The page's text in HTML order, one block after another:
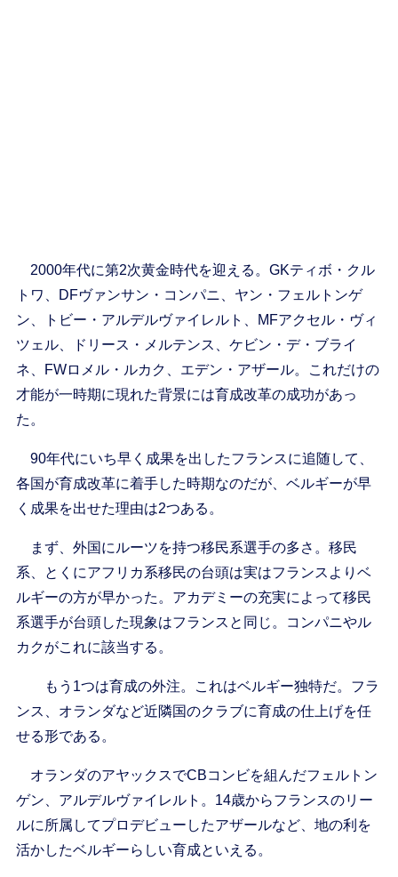
2000年代に第2次黄金時代を迎える。GKティボ・クル
トワ、DFヴァンサン・コンパニ、ヤン・フェルトンゲ
ン、トビー・アルデルヴァイレルト、MFアクセル・ヴィ
ツェル、ドリース・メルテンス、ケビン・デ・ブライ
ネ、FWロメル・ルカク、エデン・アザール。これだけの
才能が一時期に現れた背景には育成改革の成功があっ
た。
90年代にいち早く成果を出したフランスに追随して、
各国が育成改革に着手した時期なのだが、ベルギーが早
く成果を出せた理由は2つある。
まず、外国にルーツを持つ移民系選手の多さ。移民
系、とくにアフリカ系移民の台頭は実はフランスよりベ
ルギーの方が早かった。アカデミーの充実によって移民
系選手が台頭した現象はフランスと同じ。コンパニやル
カクがこれに該当する。
もう1つは育成の外注。これはベルギー独特だ。フラ
ンス、オランダなど近隣国のクラブに育成の仕上げを任
せる形である。
オランダのアヤックスでCBコンビを組んだフェルトン
ゲン、アルデルヴァイレルト。14歳からフランスのリー
ルに所属してプロデビューしたアザールなど、地の利を
活かしたベルギーらしい育成といえる。